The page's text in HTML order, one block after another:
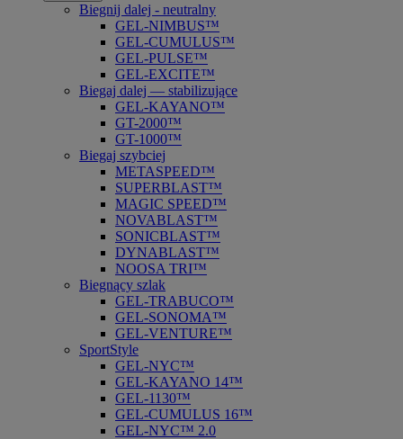
Biegnij dalej - neutralny
GEL-NIMBUS™
GEL-CUMULUS™
GEL-PULSE™
GEL-EXCITE™
Biegaj dalej — stabilizujące
GEL-KAYANO™
GT-2000™
GT-1000™
Biegaj szybciej
METASPEED™
SUPERBLAST™
MAGIC SPEED™
NOVABLAST™
SONICBLAST™
DYNABLAST™
NOOSA TRI™
Biegnący szlak
GEL-TRABUCO™
GEL-SONOMA™
GEL-VENTURE™
SportStyle
GEL-NYC™
GEL-KAYANO 14™
GEL-1130™
GEL-CUMULUS 16™
GEL-NYC™ 2.0